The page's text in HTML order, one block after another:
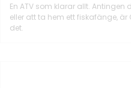
En ATV som klarar allt.
eller att ta hem ett fiskafänge,
det.